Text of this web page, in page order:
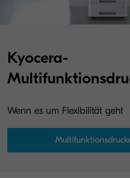
Kyocera-
Wenn es um Flexibilität geht